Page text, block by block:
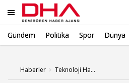
Gündem Politika Spor Dünya
Haberler Teknoloji Haberleri